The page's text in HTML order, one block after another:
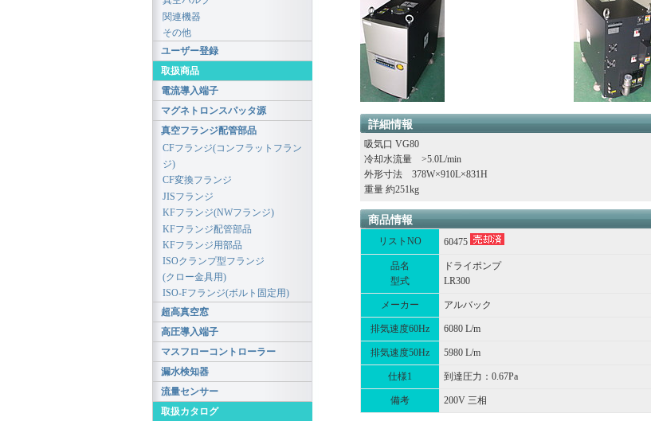
詳細情報
吸気口 VG80
冷却水流量 >5.0L/min
外形寸法 378W×910L×831H
重量 約251kg
商品情報
リストNO 60475
品名
型式
ドライポンプ
LR300
メーカー アルバック
排気速度60Hz 6080 L/m
排気速度50Hz 5980 L/m
仕様1 到達圧力：0.67Pa
備考 200V 三相
関連機器
その他
ユーザー登録
取扱商品
電流導入端子
マグネトロンスパッタ源
真空フランジ配管部品
CFフランジ(コンフラットフラン
ジ)
CF変換フランジ
JISフランジ
KFフランジ(NWフランジ)
KFフランジ配管部品
KFフランジ用部品
ISOクランプ型フランジ
(クロー金具用)
ISO-Fフランジ(ボルト固定用)
超高真空窓
高圧導入端子
マスフローコントローラー
漏水検知器
流量センサー
取扱カタログ